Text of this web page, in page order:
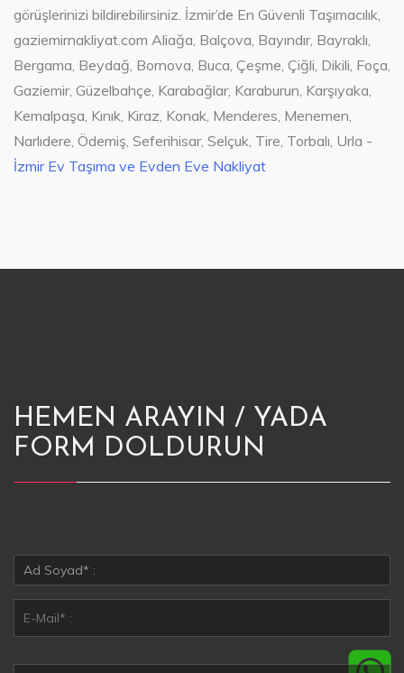
görüşlerinizi bildirebilirsiniz. İzmir’de En Güvenli Taşımacılık,
gaziemirnakliyat.com Aliağa, Balçova, Bayındır, Bayraklı,
Bergama, Beydağ, Bornova, Buca, Çeşme, Çiğli, Dikili, Foça,
Gaziemir, Güzelbahçe, Karabağlar, Karaburun, Karşıyaka,
Kemalpaşa, Kınık, Kiraz, Konak, Menderes, Menemen,
Narlıdere, Ödemiş, Seferihisar, Selçuk, Tire, Torbalı, Urla -
İzmir Ev Taşıma ve Evden Eve Nakliyat
HEMEN ARAYIN / YADA
FORM DOLDURUN